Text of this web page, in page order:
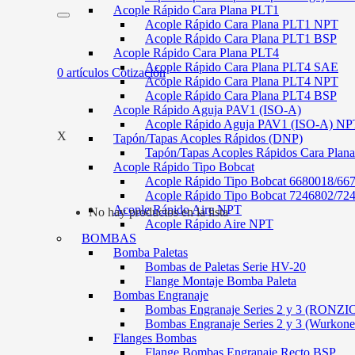
0 artículos Cotización
X
No hay productos en la lista
Acople Rápido Cara Plana PLT1
Acople Rápido Cara Plana PLT1 NPT
Acople Rápido Cara Plana PLT1 BSP
Acople Rápido Cara Plana PLT4
Acople Rápido Cara Plana PLT4 SAE
Acople Rápido Cara Plana PLT4 NPT
Acople Rápido Cara Plana PLT4 BSP
Acople Rápido Aguja PAV1 (ISO-A)
Acople Rápido Aguja PAV1 (ISO-A)
Tapón/Tapas Acoples Rápidos (DNP)
Tapón/Tapas Acoples Rápidos Cara
Acople Rápido Tipo Bobcat
Acople Rápido Tipo Bobcat 6680018/
Acople Rápido Tipo Bobcat 7246802/
Acople Rápido Aire NPT
Acople Rápido Aire NPT
BOMBAS
Bomba Paletas
Bombas de Paletas Serie HV-20
Flange Montaje Bomba Paleta
Bombas Engranaje
Bombas Engranaje Series 2 y 3
Bombas Engranaje Series 2 y 3
Flanges Bombas
Flange Bombas Engranaje Recto BSP